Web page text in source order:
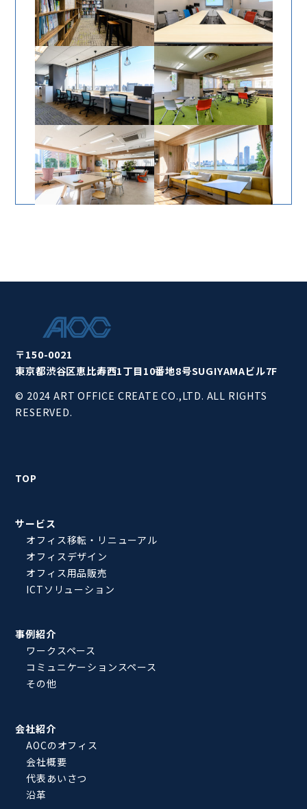
〒150-0021
東京都渋谷区恵比寿西1丁目10番地8号SUGIYAMAビル7F
© 2024 ART OFFICE CREATE CO.,LTD. ALL RIGHTS
RESERVED.
TOP
サービス
オフィス移転・リニューアル
オフィスデザイン
オフィス用品販売
ICTソリューション
事例紹介
ワークスペース
コミュニケーションスペース
その他
会社紹介
AOCのオフィス
会社概要
代表あいさつ
沿革